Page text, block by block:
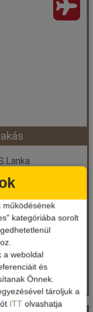
Double Room
éj
tól
működésének
kategóriába sorolt
a weboldal
és
Önnek.
tároljuk a
ITT olvashatja